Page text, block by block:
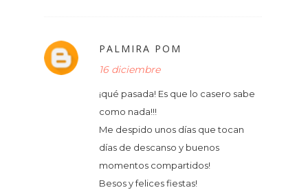
PALMIRA POM
16 diciembre
¡qué pasada! Es que lo casero sabe
como nada!!!
Me despido unos días que tocan
días de descanso y buenos
momentos compartidos!
Besos y felices fiestas!